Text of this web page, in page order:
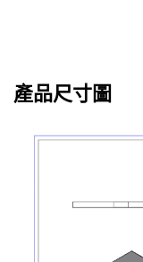
產品尺寸圖